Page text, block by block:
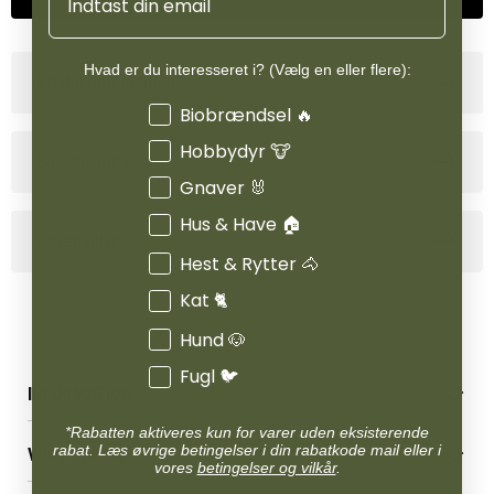
Produktinformation
INFORMATION
Betingelser & vilkår
Reklamations- & fortrydelsesret
Levering & afhentning
VORES BUTIK
Hvad er du interesseret i? (Vælg en eller flere):
Interesser
Biobrændsel 🔥
Hobbydyr 🐮
Gnaver 🐰
Hus & Have 🏠
Hest & Rytter 🐴
Kat 🐈
Hund 🐶
Fugl 🐦
*Rabatten aktiveres kun for varer uden eksisterende
rabat. Læs øvrige betingelser i din rabatkode mail eller i
vores betingelser og vilkår.